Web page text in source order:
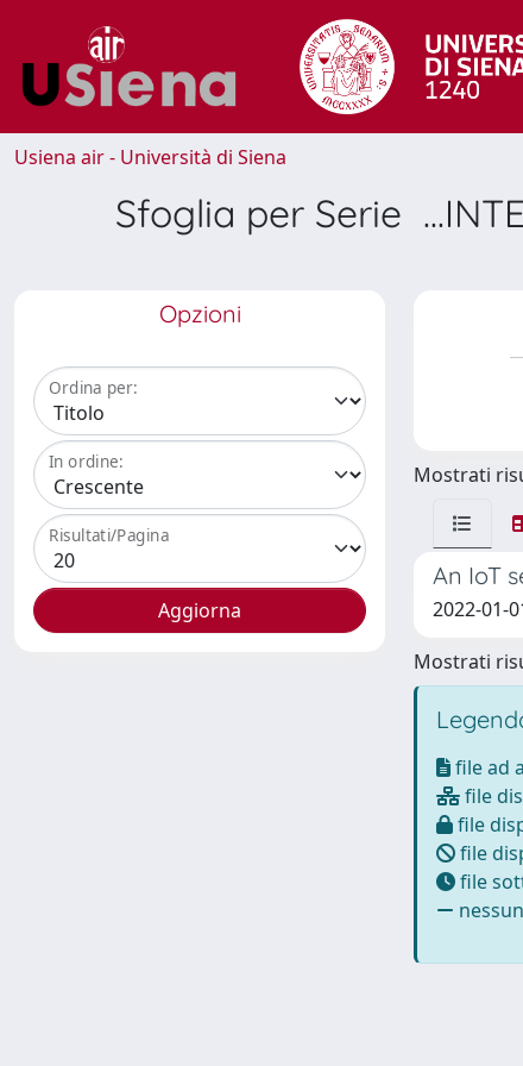
Usiena air - Università di Siena
Sfoglia per Serie
Opzioni
Ordina per:
In ordine:
Risultati/Pagina
Mostrati
An IoT
2022-01-
Mostrati
file ad
file
file
file
file